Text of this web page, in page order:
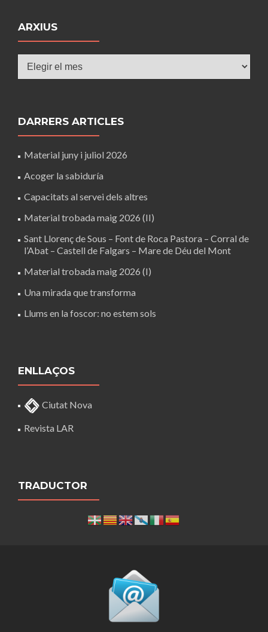
ARXIUS
DARRERS ARTICLES
Material juny i juliol 2026
Acoger la sabiduría
Capacitats al servei dels altres
Material trobada maig 2026 (II)
Sant Llorenç de Sous – Font de Roca Pastora – Corral de
l’Abat – Castell de Falgars – Mare de Déu del Mont
Material trobada maig 2026 (I)
Una mirada que transforma
Llums en la foscor: no estem sols
ENLLAÇOS
Ciutat Nova
Revista LAR
TRADUCTOR